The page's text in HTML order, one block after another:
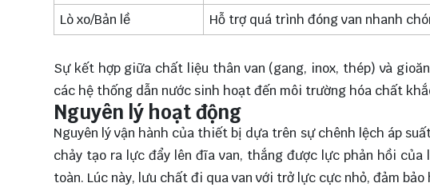
Lò xo/Bản lề
Hỗ trợ quá trình đóng van nhanh
Sự kết hợp giữa chất liệu thân van (gang, inox, thép) và
các hệ thống dẫn nước sinh hoạt đến môi trường hóa chất
Nguyên lý hoạt động
Nguyên lý vận hành của thiết bị dựa trên sự chênh lệch áp
chảy tạo ra lực đẩy lên đĩa van, thắng được lực phản hồi
toàn. Lúc này, lưu chất đi qua van với trở lực cực nhỏ, đảm